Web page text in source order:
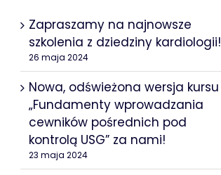
Zapraszamy na najnowsze
szkolenia z dziedziny kardiologii!
26 maja 2024
Nowa, odświeżona wersja kursu
„Fundamenty wprowadzania
cewników pośrednich pod
kontrolą USG” za nami!
23 maja 2024